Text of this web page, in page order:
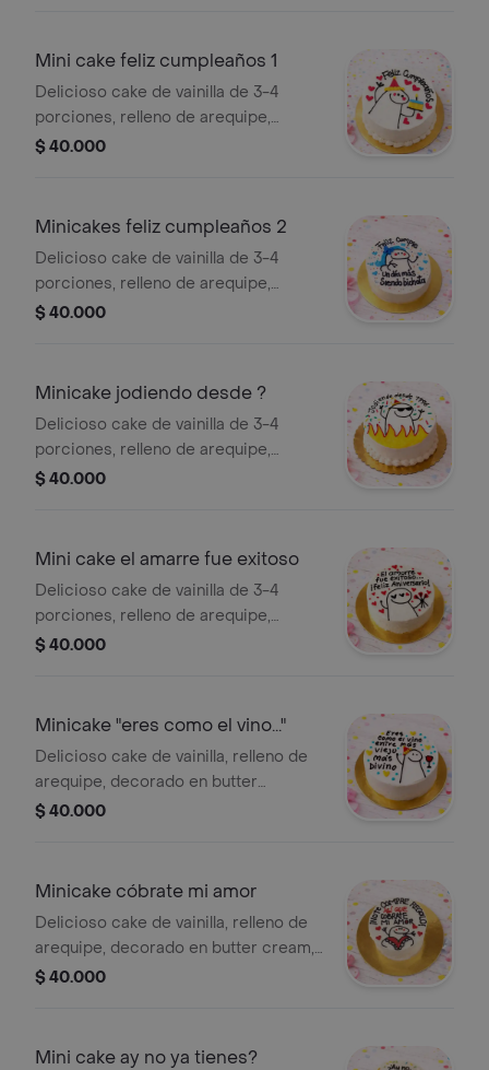
Mini cake feliz cumpleaños 1
Delicioso cake de vainilla de 3-4
porciones, relleno de arequipe,
decorado en buttercream,empaque
$ 40.000
Minicakes feliz cumpleaños 2
Delicioso cake de vainilla de 3-4
porciones, relleno de arequipe,
decorado en buttercream,empaque
$ 40.000
Minicake jodiendo desde ?
Delicioso cake de vainilla de 3-4
porciones, relleno de arequipe,
decorado en buttercream,empaque
$ 40.000
Mini cake el amarre fue exitoso
Delicioso cake de vainilla de 3-4
porciones, relleno de arequipe,
decorado en buttercream,empaque
$ 40.000
Minicake "eres como el vino..."
Delicioso cake de vainilla, relleno de
arequipe, decorado en butter
cream,de 3-4 porciones viene en su
$ 40.000
Minicake cóbrate mi amor
Delicioso cake de vainilla, relleno de
arequipe, decorado en butter cream,
de 3-4 porciones, viene en su
$ 40.000
Mini cake ay no ya tienes?